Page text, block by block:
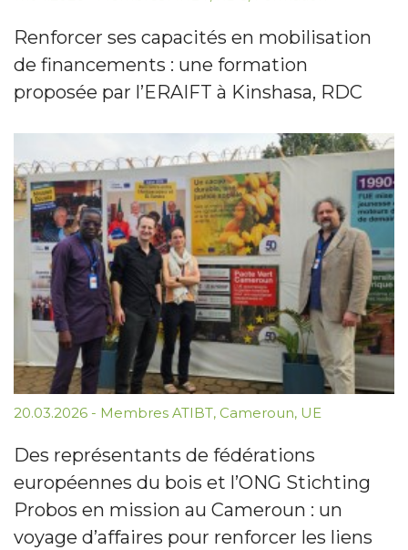
Renforcer ses capacités en mobilisation
de financements : une formation
proposée par l’ERAIFT à Kinshasa, RDC
20.03.2026 - Membres ATIBT, Cameroun, UE
Des représentants de fédérations
européennes du bois et l’ONG Stichting
Probos en mission au Cameroun : un
voyage d’affaires pour renforcer les liens